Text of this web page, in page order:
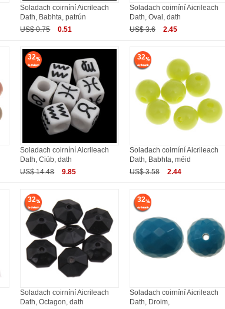
Soladach coirníní Aicrileach
Dath, Babhta, patrún
US$ 0.75
0.51
Soladach coirníní Aicrileach
Dath, Oval, dath
US$ 3.6
2.45
32
Soladach coirníní Aicrileach
Dath, Ciúb, dath
US$ 14.48
9.85
32
Soladach coirníní Aicrileach
Dath, Babhta, méid
US$ 3.58
2.44
32
Soladach coirníní Aicrileach
Dath, Octagon, dath
32
Soladach coirníní Aicrileach
Dath, Droim,